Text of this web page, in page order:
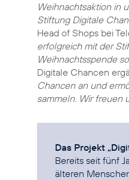
Weihnachtsaktion in
Stiftung Digitale
Head of Shops bei
erfolgreich mit der
Weihnachtsspende
Digitale Chancen
Chancen an und
sammeln. Wir freuen
Das Projekt
Bereits seit fünf
älteren